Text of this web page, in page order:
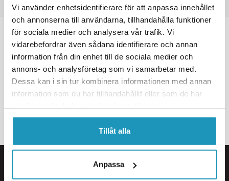
Vi använder enhetsidentifierare för att anpassa innehållet
och annonserna till användarna, tillhandahålla funktioner
för sociala medier och analysera vår trafik. Vi
vidarebefordrar även sådana identifierare och annan
information från din enhet till de sociala medier och
annons- och analysföretag som vi samarbetar med.
Dessa kan i sin tur kombinera informationen med annan
information som du har tillhandahållit eller som de har
Tillåt alla
Anpassa